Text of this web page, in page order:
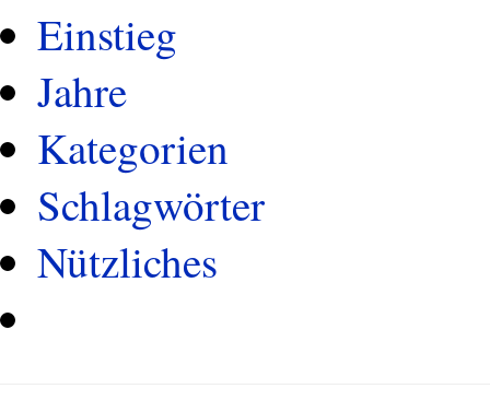
Einstieg
Jahre
Kategorien
Schlagwörter
Nützliches